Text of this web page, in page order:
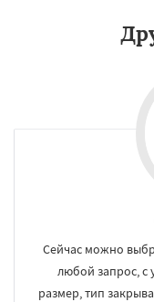
Сейчас можно
любой запрос, с
размер, тип